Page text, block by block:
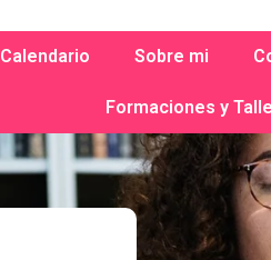
Calendario Sobre mi
Formaciones y